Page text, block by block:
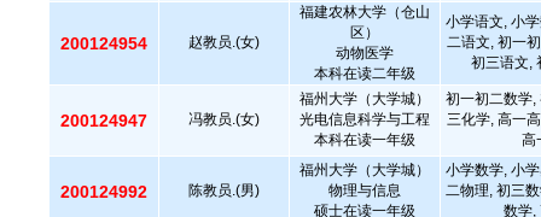
200124954 赵教员.(女)
福建农林大学（仓山
区）
动物医学
本科在读二年级
小学语文, 小
二语文, 初一
初三语文,
200124947 冯教员.(女)
福州大学（大学城）
光电信息科学与工程
本科在读一年级
初一初二数学,
三化学, 高一
高
200124992 陈教员.(男)
福州大学（大学城）
物理与信息
硕士在读一年级
小学数学, 小
二物理, 初三
数学,